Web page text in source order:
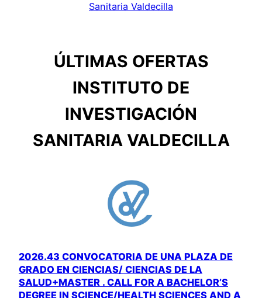
Sanitaria Valdecilla
ÚLTIMAS OFERTAS
INSTITUTO DE
INVESTIGACIÓN
SANITARIA VALDECILLA
2026.43 CONVOCATORIA DE UNA PLAZA DE
GRADO EN CIENCIAS/ CIENCIAS DE LA
SALUD+MASTER . CALL FOR A BACHELOR’S
DEGREE IN SCIENCE/HEALTH SCIENCES AND A